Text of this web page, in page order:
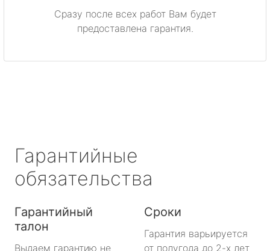
Сразу после всех работ Вам будет
предоставлена гарантия.
Гарантийные
обязательства
Гарантийный
талон
Выдаем гарантию не
Сроки
Гарантия варьируется
от полугода до 2-х лет